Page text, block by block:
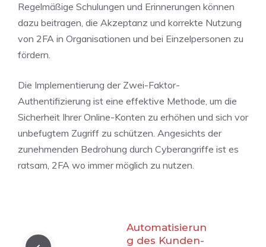
Regelmäßige Schulungen und Erinnerungen können
dazu beitragen, die Akzeptanz und korrekte Nutzung
von 2FA in Organisationen und bei Einzelpersonen zu
fördern.
Die Implementierung der Zwei-Faktor-
Authentifizierung ist eine effektive Methode, um die
Sicherheit Ihrer Online-Konten zu erhöhen und sich vor
unbefugtem Zugriff zu schützen. Angesichts der
zunehmenden Bedrohung durch Cyberangriffe ist es
ratsam, 2FA wo immer möglich zu nutzen.
Automatisierun
g des Kunden-